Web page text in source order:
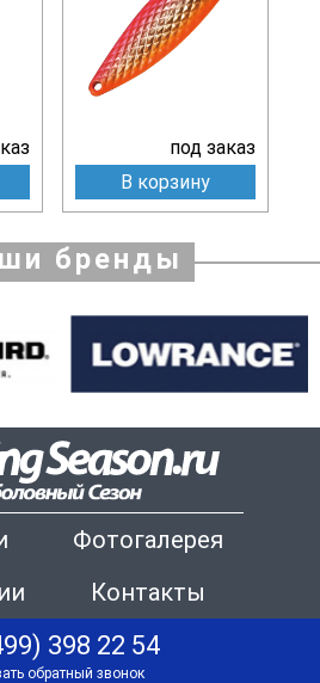
под заказ
В корзину
бренды
Фотогалерея
Контакты
398 22 54
обратный звонок